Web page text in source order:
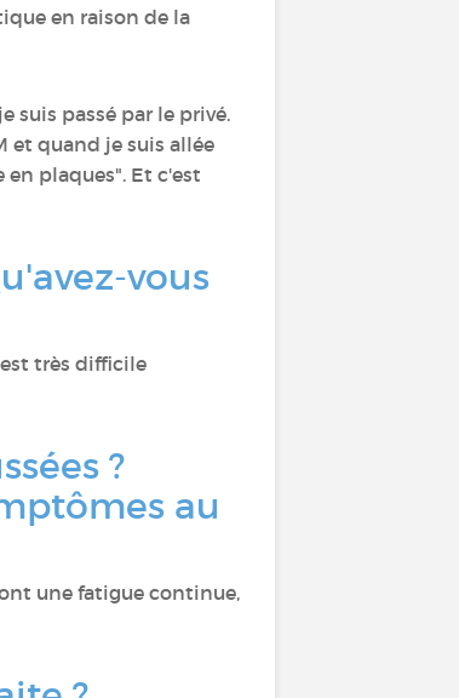
en raison de la
suis passé par le privé.
et quand je suis allée
en plaques". Et c'est
vous
très difficile
?
au
une fatigue continue,